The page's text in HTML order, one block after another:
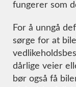
fungerer som
For å unngå
sørge for at
dårlige veier
bør også få